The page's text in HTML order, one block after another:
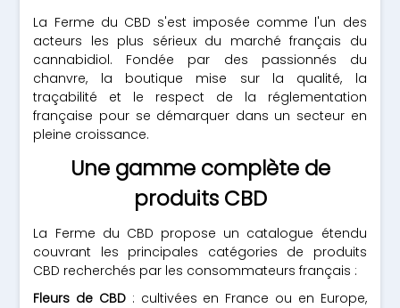
La Ferme du CBD s'est imposée comme l'un des
acteurs les plus sérieux du marché français du
cannabidiol. Fondée par des passionnés du
chanvre, la boutique mise sur la qualité, la
traçabilité et le respect de la réglementation
française pour se démarquer dans un secteur en
pleine croissance.
Une gamme complète de
produits CBD
La Ferme du CBD propose un catalogue étendu
couvrant les principales catégories de produits
CBD recherchés par les consommateurs français :
Fleurs de CBD : cultivées en France ou en Europe,